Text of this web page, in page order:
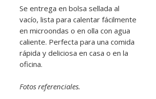
Se entrega en bolsa sellada al
vacío, lista para calentar fácilmente
en microondas o en olla con agua
caliente. Perfecta para una comida
rápida y deliciosa en casa o en la
oficina.
Fotos referenciales.